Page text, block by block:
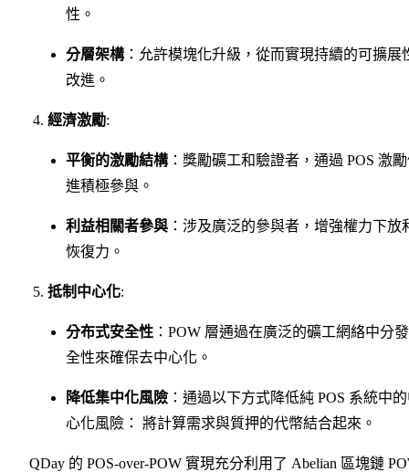
性。
分層架構：允許模塊化升級，從而實現持續的可擴展
改進。
經濟激勵:
平衡的激勵結構：獎勵礦工和驗證者，通過 POS 激
進積極參與。
利益相關者參與 ：涉及廣泛的參與者，增強權力下放
恢復力。
抵制中心化:
分布式安全性 ：POW 層通過在廣泛的礦工網絡中分
全性來確保去中心化。
降低集中化風險 ：通過以下方式降低純 POS 系統中
心化風險： 將計算需求與質押的代幣結合起來。
QDay 的 POS-over-POW 實現充分利用了 Abelian 區塊鏈